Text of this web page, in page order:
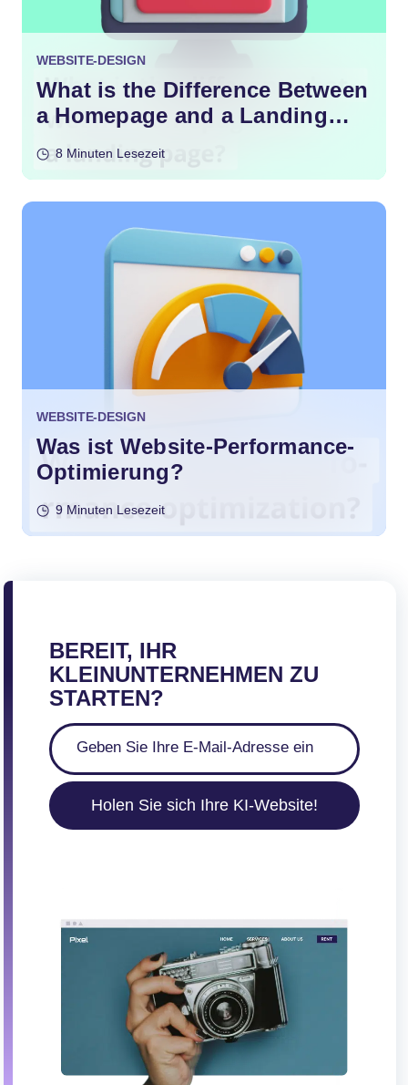
WEBSITE-DESIGN
What is the Difference Between
a Homepage and a Landing
8 Minuten Lesezeit
WEBSITE-DESIGN
Was ist Website-Performance-
Optimierung?
9 Minuten Lesezeit
BEREIT, IHR
KLEINUNTERNEHMEN ZU
STARTEN?
Holen Sie sich Ihre KI-Website!